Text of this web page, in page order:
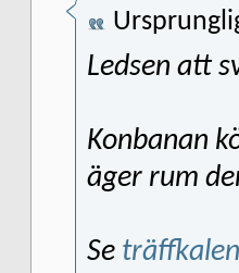
Ledsen att
Konbanan
äger rum
Se